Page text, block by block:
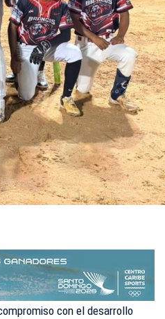
con el desarrollo